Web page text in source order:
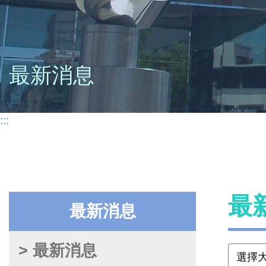
最新消息
:::
最新消息
> 最新消息
最